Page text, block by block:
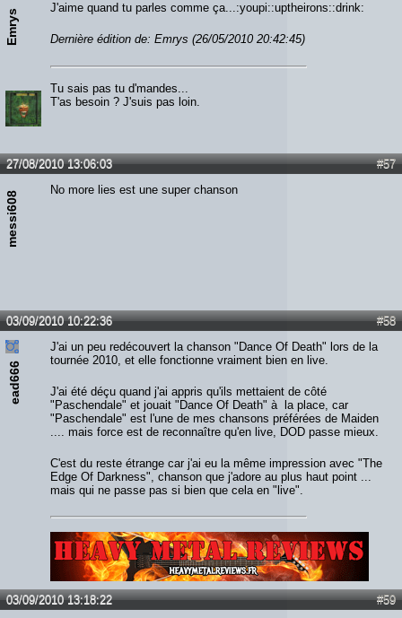
Emrys
J'aime quand tu parles comme ça...:youpi::uptheirons::drink:
Dernière édition de: Emrys (26/05/2010 20:42:45)
Tu sais pas tu d'mandes...
T'as besoin ? J'suis pas loin.
#57
27/08/2010 13:06:03
messi608
No more lies est une super chanson
#58
03/09/2010 10:22:36
ead666
J'ai un peu redécouvert la chanson "Dance Of Death" lors de la
tournée 2010, et elle fonctionne vraiment bien en live.
J'ai été déçu quand j'ai appris qu'ils mettaient de côté
"Paschendale" et jouait "Dance Of Death" à la place, car
"Paschendale" est l'une de mes chansons préférées de Maiden
.... mais force est de reconnaître qu'en live, DOD passe mieux.
C'est du reste étrange car j'ai eu la même impression avec "The
Edge Of Darkness", chanson que j'adore au plus haut point ...
mais qui ne passe pas si bien que cela en "live".
Lien :http://heavymetalreviews.fr/
#59
03/09/2010 13:18:22